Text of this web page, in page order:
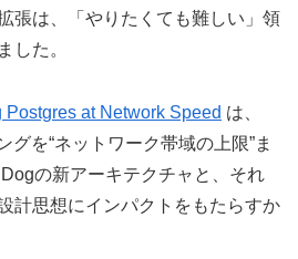
張は、「やりたくても難しい」領
した。
Postgres at Network Speed は、
グを“ネットワーク帯域の上限”ま
の新アーキテクチャと、それ
計思想にインパクトをもたらすか